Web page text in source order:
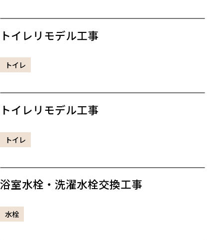
トイレリモデル工事
トイレ
トイレリモデル工事
トイレ
浴室水栓・洗濯水栓交換工事
水栓